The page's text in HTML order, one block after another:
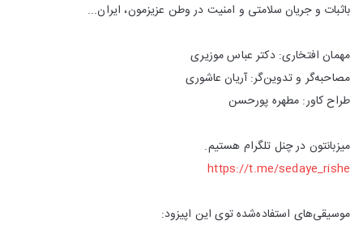
باثبات و جریان سلامتی و امنیت در وطن عزیزمون، ایران...
مهمان افتخاری: دکتر عباس موزیری
مصاحبه‌گر و تدوین‌گر: آریان عاشوری
طراح کاور: مطهره پورحسن
میزبانتون در چنل تلگرام هستیم.
https://t.me/sedaye_rishe
موسیقی‌های استفاده‌شده توی این ا‌پیزود: